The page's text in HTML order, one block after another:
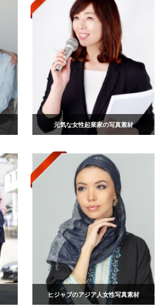
元気な女性起業家の写真素材
ヒジャブのアジア人女性写真素材